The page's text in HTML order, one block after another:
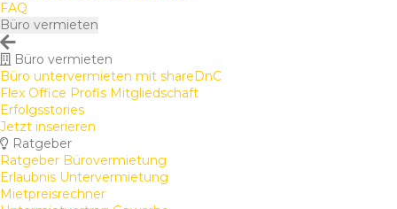
FAQ
Büro vermieten
Büro vermieten
Büro untervermieten mit shareDnC
Flex Office Profis Mitgliedschaft
Erfolgsstories
Jetzt inserieren
Ratgeber
Ratgeber Bürovermietung
Erlaubnis Untervermietung
Mietpreisrechner